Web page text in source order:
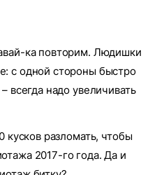
ка повторим. Людишки
с одной стороны быстро
всегда надо увеличивать
кусков разломать, чтобы
2017-го года. Да и